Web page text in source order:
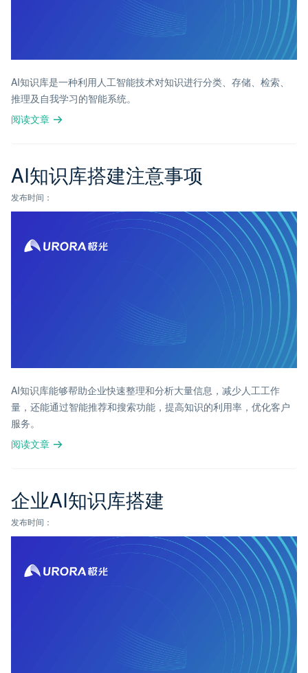
AI知识库是一种利用人工智能技术对知识进行分类、存储、检索、
推理及自我学习的智能系统。
阅读文章
AI知识库搭建注意事项
发布时间：
AI知识库能够帮助企业快速整理和分析大量信息，减少人工工作
量，还能通过智能推荐和搜索功能，提高知识的利用率，优化客户
服务。
阅读文章
企业AI知识库搭建
发布时间：